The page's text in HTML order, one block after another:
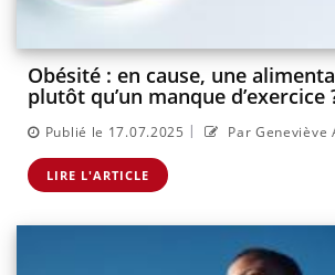
Obésité : en cause, une
plutôt qu’un manque d’exercice
Publié le 17.07.2025 | Par Geneviève
LIRE L'ARTICLE